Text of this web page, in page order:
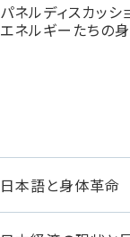
パネルディスカッシ
エネルギーたちの
日本語と身体革命